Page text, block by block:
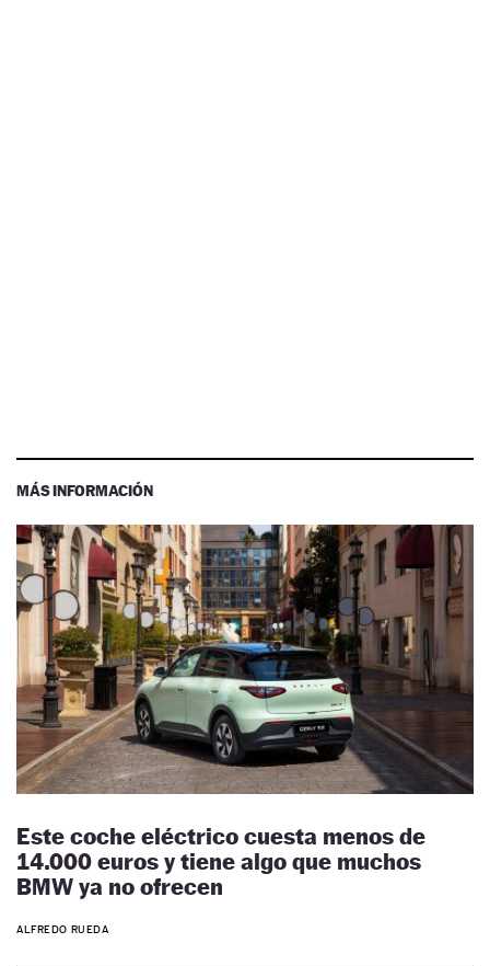
MÁS INFORMACIÓN
Este coche eléctrico cuesta menos de
14.000 euros y tiene algo que muchos
BMW ya no ofrecen
ALFREDO RUEDA